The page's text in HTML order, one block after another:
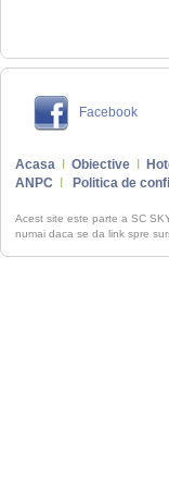
Facebook
Acasa Obiective
ANPC
Politica de
Acest site este parte a SC
numai daca se da link spre